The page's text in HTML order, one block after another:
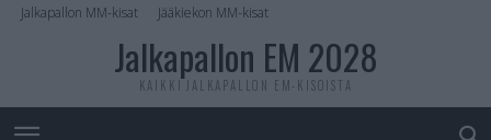
Jalkapallon MM-kisat Jääkiekon MM-kisat
Jalkapallon EM 2028
KAIKKI JALKAPALLON EM-KISOISTA